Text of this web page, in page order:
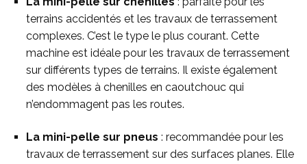
terrains accidentés et les travaux de terrassement
complexes. C’est le type le plus courant. Cette
machine est idéale pour les travaux de terrassement
sur différents types de terrains. Il existe également
des modèles à chenilles en caoutchouc qui
n’endommagent pas les routes.
La mini-pelle sur pneus : recommandée pour les
travaux de terrassement sur des surfaces planes. Elle